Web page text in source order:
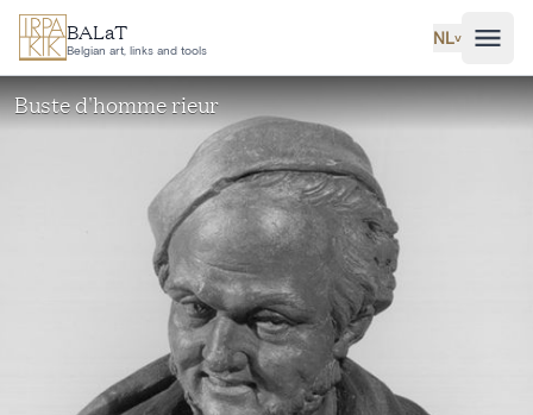
Ga naar hoofdinhoud
BALaT
Belgian art, links and tools
NL˅
Buste d'homme rieur